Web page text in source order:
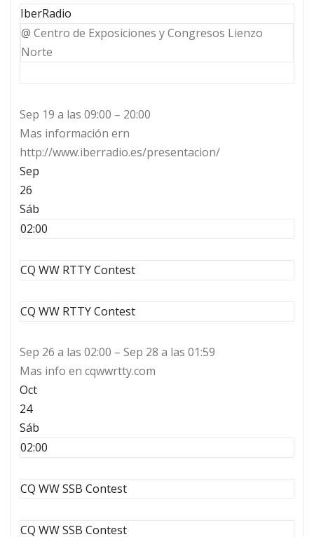
IberRadio
@ Centro de Exposiciones y Congresos Lienzo
Norte
Sep 19 a las 09:00 – 20:00
Mas información ern
http://www.iberradio.es/presentacion/
Sep
26
Sáb
02:00
CQ WW RTTY Contest
CQ WW RTTY Contest
Sep 26 a las 02:00 – Sep 28 a las 01:59
Mas info en cqwwrtty.com
Oct
24
Sáb
02:00
CQ WW SSB Contest
CQ WW SSB Contest